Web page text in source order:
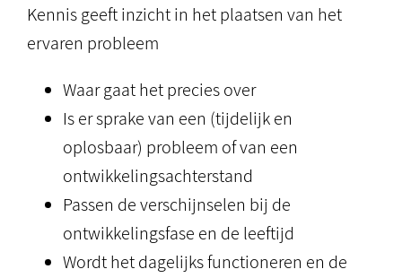
Kennis geeft inzicht in het plaatsen van het
ervaren probleem
Waar gaat het precies over
Is er sprake van een (tijdelijk en
oplosbaar) probleem of van een
ontwikkelingsachterstand
Passen de verschijnselen bij de
ontwikkelingsfase en de leeftijd
Wordt het dagelijks functioneren en de